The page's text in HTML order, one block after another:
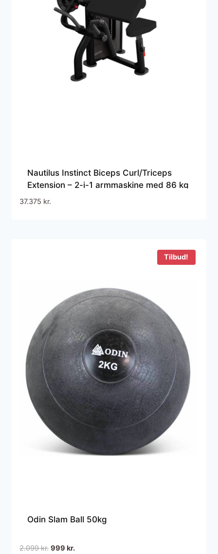
Nautilus Instinct Biceps Curl/Triceps
Extension – 2-i-1 armmaskine med 86 kg
vægtmagasin til effektiv styrketræning i
37.375 kr.
Tilbud!
Odin Slam Ball 50kg
2.099kr. Den
999 kr.